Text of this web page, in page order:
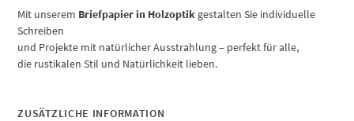
Mit unserem Briefpapier in Holzoptik gestalten Sie individuelle
Schreiben
und Projekte mit natürlicher Ausstrahlung – perfekt für alle,
die rustikalen Stil und Natürlichkeit lieben.
ZUSÄTZLICHE INFORMATION